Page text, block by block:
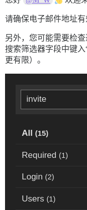
请确保电子邮件地址有
另外，您可能需要检
搜索筛选器字段中键
更有限）。